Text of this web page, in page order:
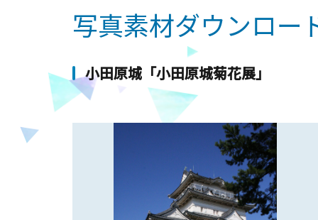
写真素材ダウンロー
小田原城「小田原城菊花展」